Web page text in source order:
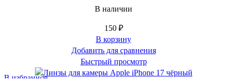
В наличии
150 ₽
В корзину
Добавить для сравнения
Быстрый просмотр
В избранное